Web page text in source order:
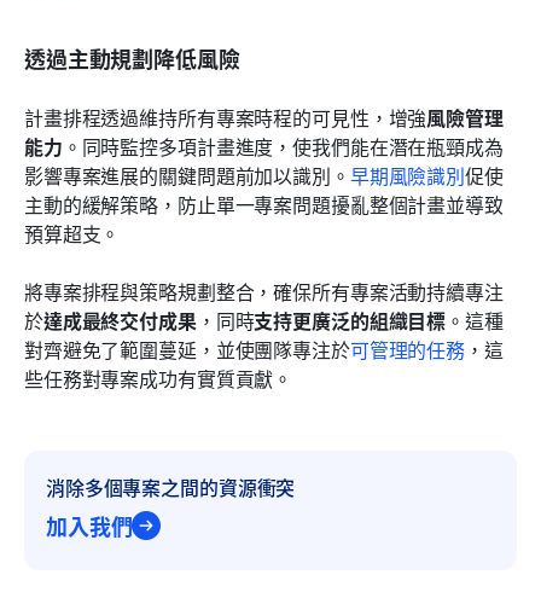
透過主動規劃降低風險
計畫排程透過維持所有專案時程的可見性，增強風險管理
能力 。同時監控多項計畫進度，使我們能在潛在瓶頸成為
影響專案進展的關鍵問題前加以識別。 早期風險識別促使
主動的緩解策略，防止單一專案問題擾亂整個計畫並導致
預算超支。
將專案排程與策略規劃整合，確保所有專案活動持續專注
於達成最終交付成果，同時支持更廣泛的組織目標 。這種
對齊避免了範圍蔓延，並使團隊專注於可管理的任務 ，這
些任務對專案成功有實質貢獻。
消除多個專案之間的資源衝突
加入我們